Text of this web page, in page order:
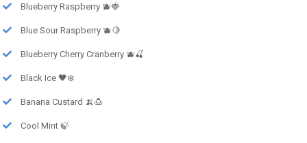
Blueberry Raspberry 🫐🍓
Blue Sour Raspberry 🫐🍋
Blueberry Cherry Cranberry 🫐🍒
Black Ice 🖤❄️
Banana Custard 🍌🍮
Cool Mint 🍃